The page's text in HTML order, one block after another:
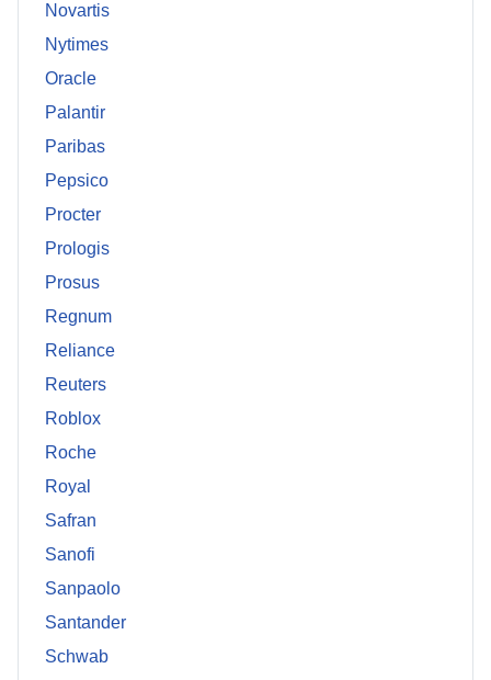
Novartis
Nytimes
Oracle
Palantir
Paribas
Pepsico
Procter
Prologis
Prosus
Regnum
Reliance
Reuters
Roblox
Roche
Royal
Safran
Sanofi
Sanpaolo
Santander
Schwab